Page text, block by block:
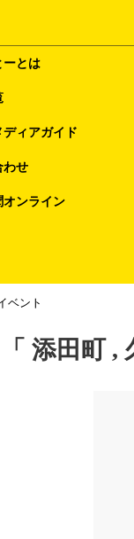
ーとは
ディアガイド
わせ
オンライン
ベント
「 添田町